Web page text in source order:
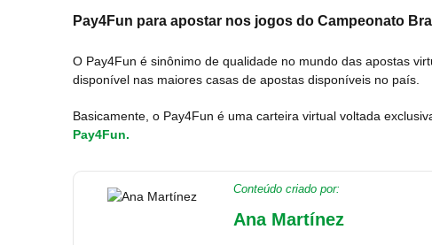
Pay4Fun para apostar nos jogos do Campeonato
O Pay4Fun é sinônimo de qualidade no mundo das apostas
disponível nas maiores casas de apostas disponíveis no país.
Basicamente, o Pay4Fun é uma carteira virtual voltada
Pay4Fun.
Conteúdo criado por:
Ana Martínez